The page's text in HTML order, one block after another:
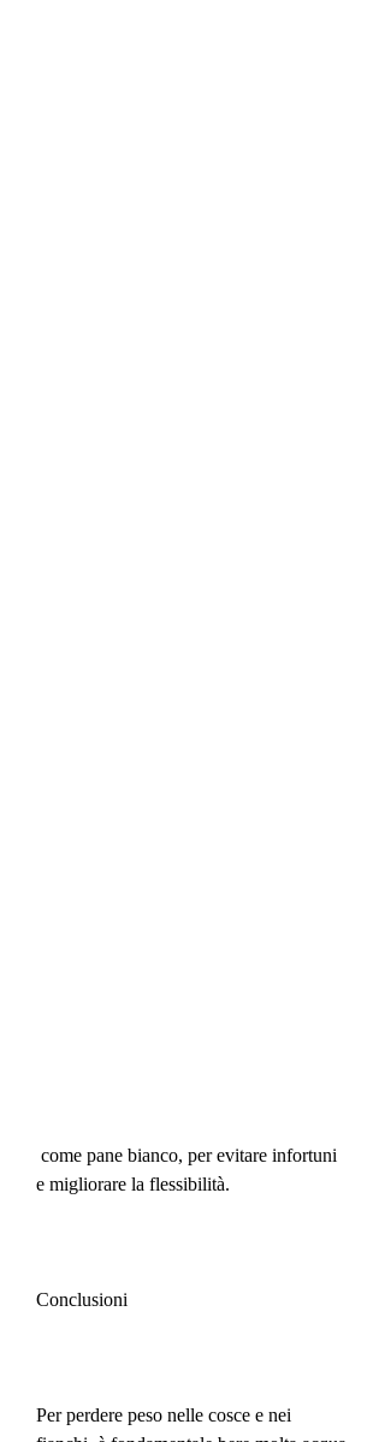
e migliorare la flessibilità.
Conclusioni
Per perdere peso nelle cosce e nei